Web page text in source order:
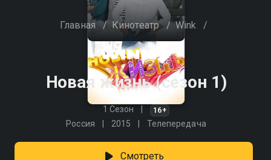
Главная / Кинотеатр / Wink /
Новая жизнь (сезон 1)
1 Сезон 16+
Россия 2015 Телепередача
Смотреть